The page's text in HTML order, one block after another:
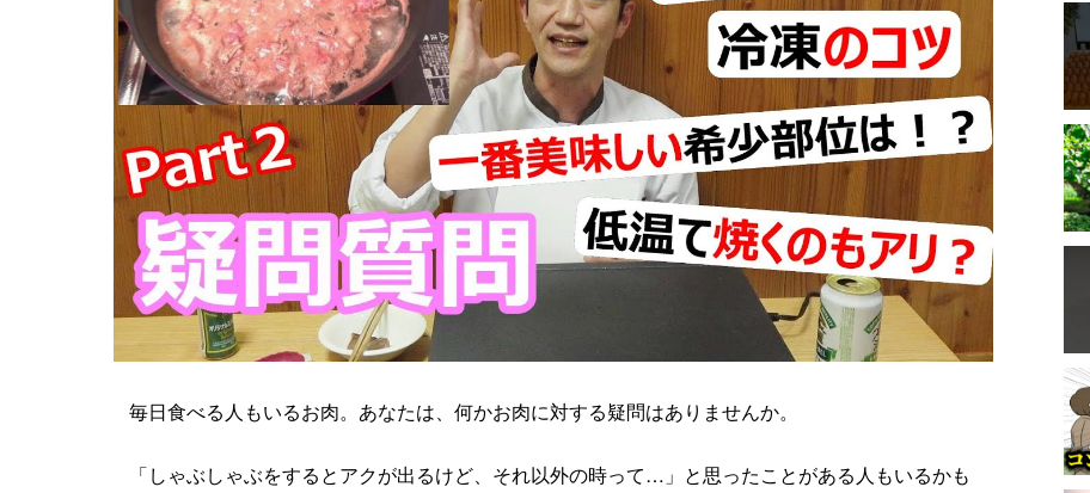
毎日食べる人もいるお肉。あなたは、何かお肉に対する疑問はありませんか。
「しゃぶしゃぶをするとアクが出るけど、それ以外の時って…」と思ったことがある人もいるかも